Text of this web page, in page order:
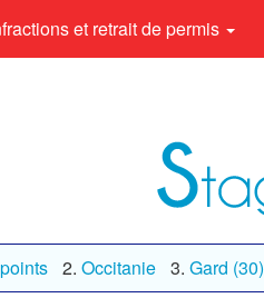
et retrait de permis
Occitanie Gard (30)